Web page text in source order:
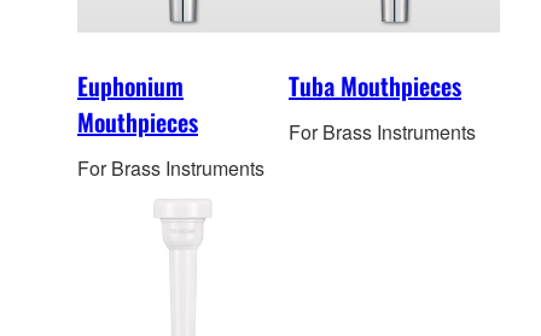
Euphonium
Mouthpieces
For Brass Instruments
Tuba Mouthpieces
For Brass Instruments